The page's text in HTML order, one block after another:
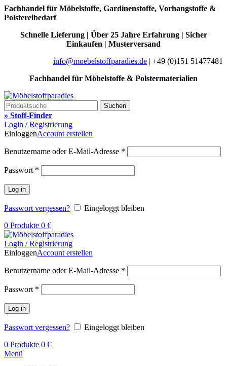
Fachhandel für Möbelstoffe, Gardinenstoffe, Vorhangstoffe &
Polstereibedarf
Schnelle Lieferung | Über 25 Jahre Erfahrung | Sicher
Einkaufen | Musterversand
info@moebelstoffparadies.de | +49 (0)151 51477481
Fachhandel für Möbelstoffe & Polstermaterialien
Suchen
» Stoff-Finder
Login / Registrierung
EinloggenAccount erstellen
Benutzername oder E-Mail-Adresse *
Passwort *
Log in
Passwort vergessen?
Eingeloggt bleiben
0 Produkte 0 €
Login / Registrierung
EinloggenAccount erstellen
Benutzername oder E-Mail-Adresse *
Passwort *
Log in
Passwort vergessen?
Eingeloggt bleiben
0 Produkte 0 €
Menü